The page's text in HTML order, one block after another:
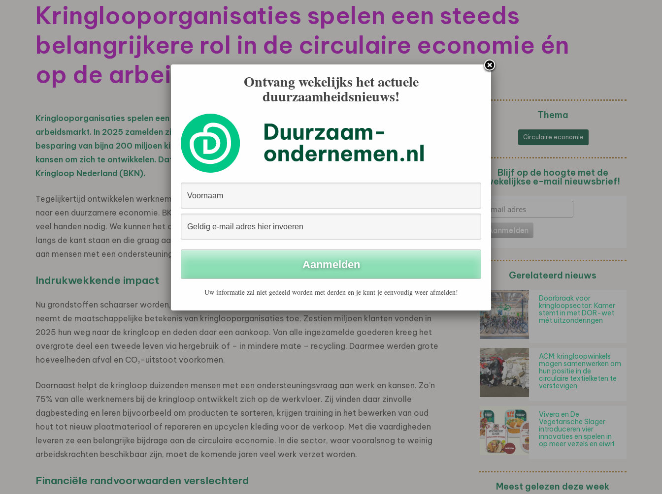
Kringlooporganisaties spelen een steeds
belangrijkere rol in de circulaire economie én
op de arbeidsmarkt
Kringlooporganisaties spelen een steeds belangrijkere rol in de circulaire economie én op de
arbeidsmarkt. In 2025 zamelden zij meer dan 160.000 ton goederen in, realiseerden een CO₂-
besparing van bijna 200 miljoen kilogram en boden ruim 11.000 mensen met een ondersteuningsvraag
kansen om zich te ontwikkelen. Dat blijkt uit het Monitoringsrapport 2025 van Branchevereniging
Kringloop Nederland (BKN).
Tegelijkertijd ontwikkelen werknemers bij de kringloop vaardigheden die hard nodig zijn voor de transitie
naar een duurzamere economie. BKN-directeur Rachel Heijne: “Voor de circulaire economie hebben we
veel handen nodig. We kunnen het ons simpelweg niet permitteren om de ruim 1 miljoen mensen die nu
langs de kant staan en die graag aan de slag willen, niet te benutten. Bij de kringloop bieden we kansen
aan mensen met een ondersteuningsvraag en leiden we mensen op voor banen van de toekomst.”
Indrukwekkende impact
Nu grondstoffen schaarser worden, klimaatdoelen uit zicht raken en personeelstekorten aanhouden,
neemt de maatschappelijke betekenis van kringlooporganisaties toe. Zestien miljoen klanten vonden in
2025 hun weg naar de kringloop en deden daar een aankoop. Van alle ingezamelde goederen kreeg het
overgrote deel een tweede leven via hergebruik of – in mindere mate – recycling. Daarmee werden grote
hoeveelheden afval en CO₂-uitstoot voorkomen.
Daarnaast helpt de kringloop duizenden mensen met een ondersteuningsvraag aan werk en kansen. Zo’n
75% van alle werknemers bij de kringloop ontwikkelt zich op de werkvloer. Zij vinden daar zinvolle
dagbesteding en leren bijvoorbeeld om producten te sorteren, krijgen training in het bewerken van oud
hout tot nieuw plaatmateriaal of repareren en upcyclen kleding voor de verkoop. Met die vaardigheden
leveren ze een belangrijke bijdrage aan de circulaire economie. In die sector, waar vooralsnog te weinig
arbeidskrachten beschikbaar zijn, moet de komende jaren veel werk verzet worden.
Financiële randvoorwaarden verslechterd
Thema
Circulaire economie
Blijf op de hoogte met de
wekelijkse e-mail nieuwsbrief!
Gerelateerd nieuws
Doorbraak voor
kringloopsector: Kamer
stemt in met DOR-wet
mét uitzonderingen
ACM: kringloopwinkels
mogen samenwerken om
hun positie in de
circulaire textielketen te
verstevigen
Vivera en De
Vegetarische Slager
introduceren vier
innovaties en spelen in
op meer vezels en eiwit
Meest gelezen deze week
Ontvang wekelijks het actuele
duurzaamheidsnieuws!
Uw informatie zal niet gedeeld worden met derden en je kunt je eenvoudig weer afmelden!